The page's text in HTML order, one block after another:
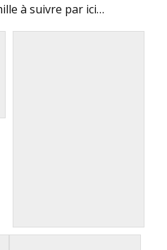
à suivre par ici…